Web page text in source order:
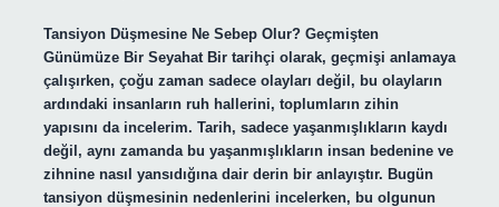
Tansiyon Düşmesine Ne Sebep Olur? Geçmişten
Günümüze Bir Seyahat Bir tarihçi olarak, geçmişi anlamaya
çalışırken, çoğu zaman sadece olayları değil, bu olayların
ardındaki insanların ruh hallerini, toplumların zihin
yapısını da incelerim. Tarih, sadece yaşanmışlıkların kaydı
değil, aynı zamanda bu yaşanmışlıkların insan bedenine ve
zihnine nasıl yansıdığına dair derin bir anlayıştır. Bugün
tansiyon düşmesinin nedenlerini incelerken, bu olgunun